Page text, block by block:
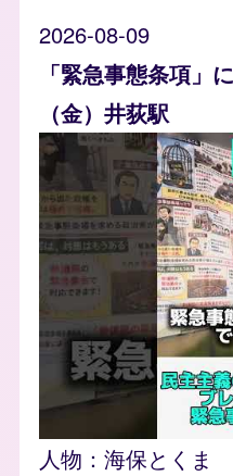
2026-08-09
「緊急事態条項
（金）井荻駅
人物： 海保とくま